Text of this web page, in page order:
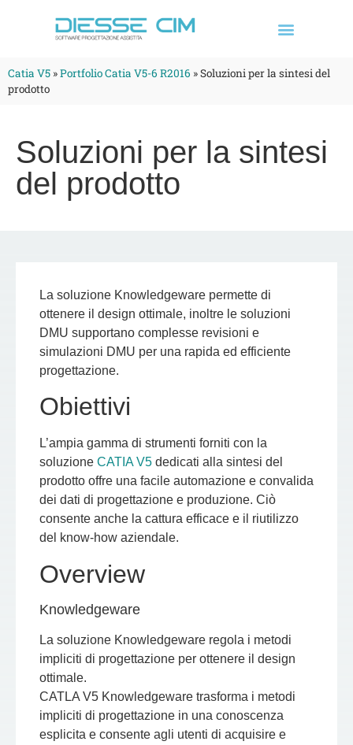
Catia V5 »Portfolio Catia V5-6 R2016 »Soluzioni per la sintesi del
prodotto
Soluzioni per la sintesi
del prodotto
La soluzione Knowledgeware permette di
ottenere il design ottimale, inoltre le soluzioni
DMU supportano complesse revisioni e
simulazioni DMU per una rapida ed efficiente
progettazione.
Obiettivi
L’ampia gamma di strumenti forniti con la
soluzione CATIA V5 dedicati alla sintesi del
prodotto offre una facile automazione e convalida
dei dati di progettazione e produzione. Ciò
consente anche la cattura efficace e il riutilizzo
del know-how aziendale.
Overview
Knowledgeware
La soluzione Knowledgeware regola i metodi
impliciti di progettazione per ottenere il design
ottimale.
CATLA V5 Knowledgeware trasforma i metodi
impliciti di progettazione in una conoscenza
esplicita e consente agli utenti di acquisire e